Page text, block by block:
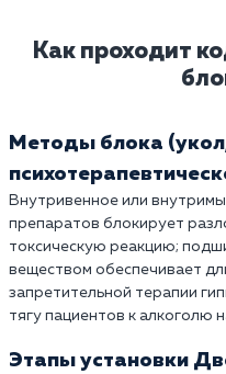
Как проходит
Методы блока
Внутривенное или
препаратов блокирует
токсическую реакцию;
веществом обеспечивает
запретительной терапии
тягу пациентов к алкоголю
Этапы установки